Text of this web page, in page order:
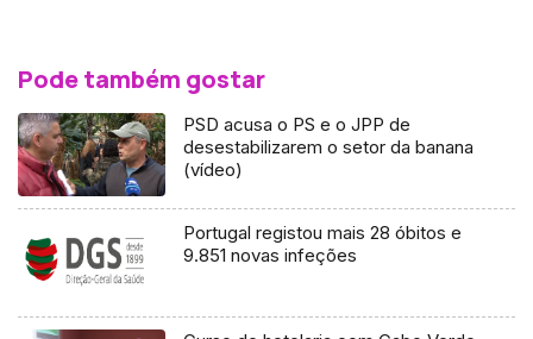
Pode também gostar
PSD acusa o PS e o JPP de
desestabilizarem o setor da banana
(vídeo)
Portugal registou mais 28 óbitos e
9.851 novas infeções